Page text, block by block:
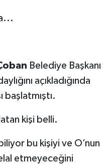
Belediye Başkanı
açıkladığında
başlatmıştı.
kişi belli.
bu kişiyi ve O’nun
etmeyeceğini